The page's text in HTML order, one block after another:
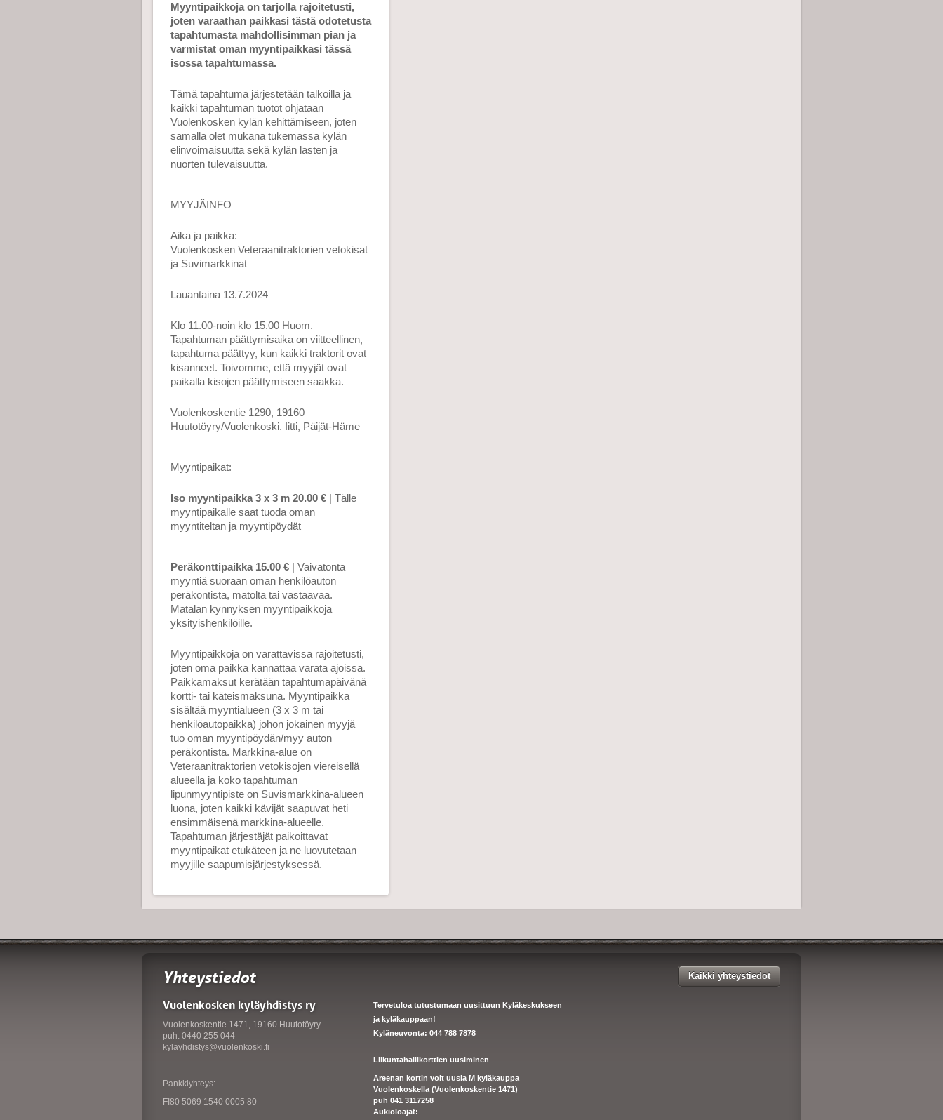
Myyntipaikkoja on tarjolla rajoitetusti,
joten varaathan paikkasi tästä odotetusta
tapahtumasta mahdollisimman pian ja
varmistat oman myyntipaikkasi tässä
isossa tapahtumassa.
Tämä tapahtuma järjestetään talkoilla ja
kaikki tapahtuman tuotot ohjataan
Vuolenkosken kylän kehittämiseen, joten
samalla olet mukana tukemassa kylän
elinvoimaisuutta sekä kylän lasten ja
nuorten tulevaisuutta.
MYYJÄINFO
Aika ja paikka:
Vuolenkosken Veteraanitraktorien vetokisat
ja Suvimarkkinat
Lauantaina 13.7.2024
Klo 11.00-noin klo 15.00 Huom.
Tapahtuman päättymisaika on viitteellinen,
tapahtuma päättyy, kun kaikki traktorit ovat
kisanneet. Toivomme, että myyjät ovat
paikalla kisojen päättymiseen saakka.
Vuolenkoskentie 1290, 19160
Huutotöyry/Vuolenkoski. Iitti, Päijät-Häme
Myyntipaikat:
Iso myyntipaikka 3 x 3 m 20.00 €
| Tälle
myyntipaikalle saat tuoda oman
myyntiteltan ja myyntipöydät
Peräkonttipaikka 15.00 €
| Vaivatonta
myyntiä suoraan oman henkilöauton
peräkontista, matolta tai vastaavaa.
Matalan kynnyksen myyntipaikkoja
yksityishenkilöille.
Myyntipaikkoja on varattavissa rajoitetusti,
joten oma paikka kannattaa varata ajoissa.
Paikkamaksut kerätään tapahtumapäivänä
kortti- tai käteismaksuna. Myyntipaikka
sisältää myyntialueen (3 x 3 m tai
henkilöautopaikka) johon jokainen myyjä
tuo oman myyntipöydän/myy auton
peräkontista. Markkina-alue on
Veteraanitraktorien vetokisojen viereisellä
alueella ja koko tapahtuman
lipunmyyntipiste on Suvismarkkina-alueen
luona, joten kaikki kävijät saapuvat heti
ensimmäisenä markkina-alueelle.
Tapahtuman järjestäjät paikoittavat
myyntipaikat etukäteen ja ne luovutetaan
myyjille saapumisjärjestyksessä.
Kaikki yhteystiedot
Yhteystiedot
Vuolenkosken kyläyhdistys ry
Vuolenkoskentie 1471, 19160 Huutotöyry
puh. 0440 255 044
kylayhdistys@vuolenkoski.fi
Pankkiyhteys:
FI80 5069 1540 0005 80
Tervetuloa tutustumaan uusittuun Kyläkeskukseen
ja kyläkauppaan!
Kyläneuvonta: 044 788 7878
Liikuntahallikorttien uusiminen
Areenan kortin voit uusia M kyläkauppa
Vuolenkoskella (Vuolenkoskentie 1471)
puh 041 3117258
Aukioloajat: